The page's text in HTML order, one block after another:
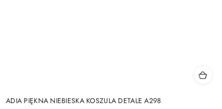
ADIA PIĘKNA NIEBIESKA KOSZULA DETALE A298